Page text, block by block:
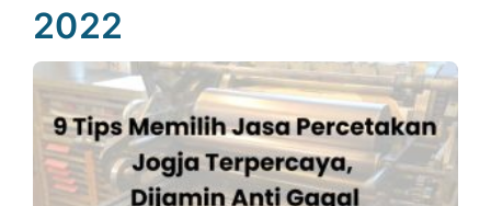
2022